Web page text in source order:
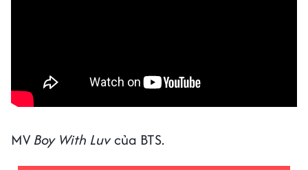
MV Boy With Luvcủa BTS.